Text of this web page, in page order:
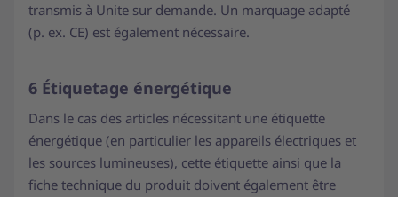
transmis à Unite sur demande. Un marquage adapté
(p. ex. CE) est également nécessaire.
6 Étiquetage énergétique
Dans le cas des articles nécessitant une étiquette
énergétique (en particulier les appareils électriques et
les sources lumineuses), cette étiquette ainsi que la
fiche technique du produit doivent également être